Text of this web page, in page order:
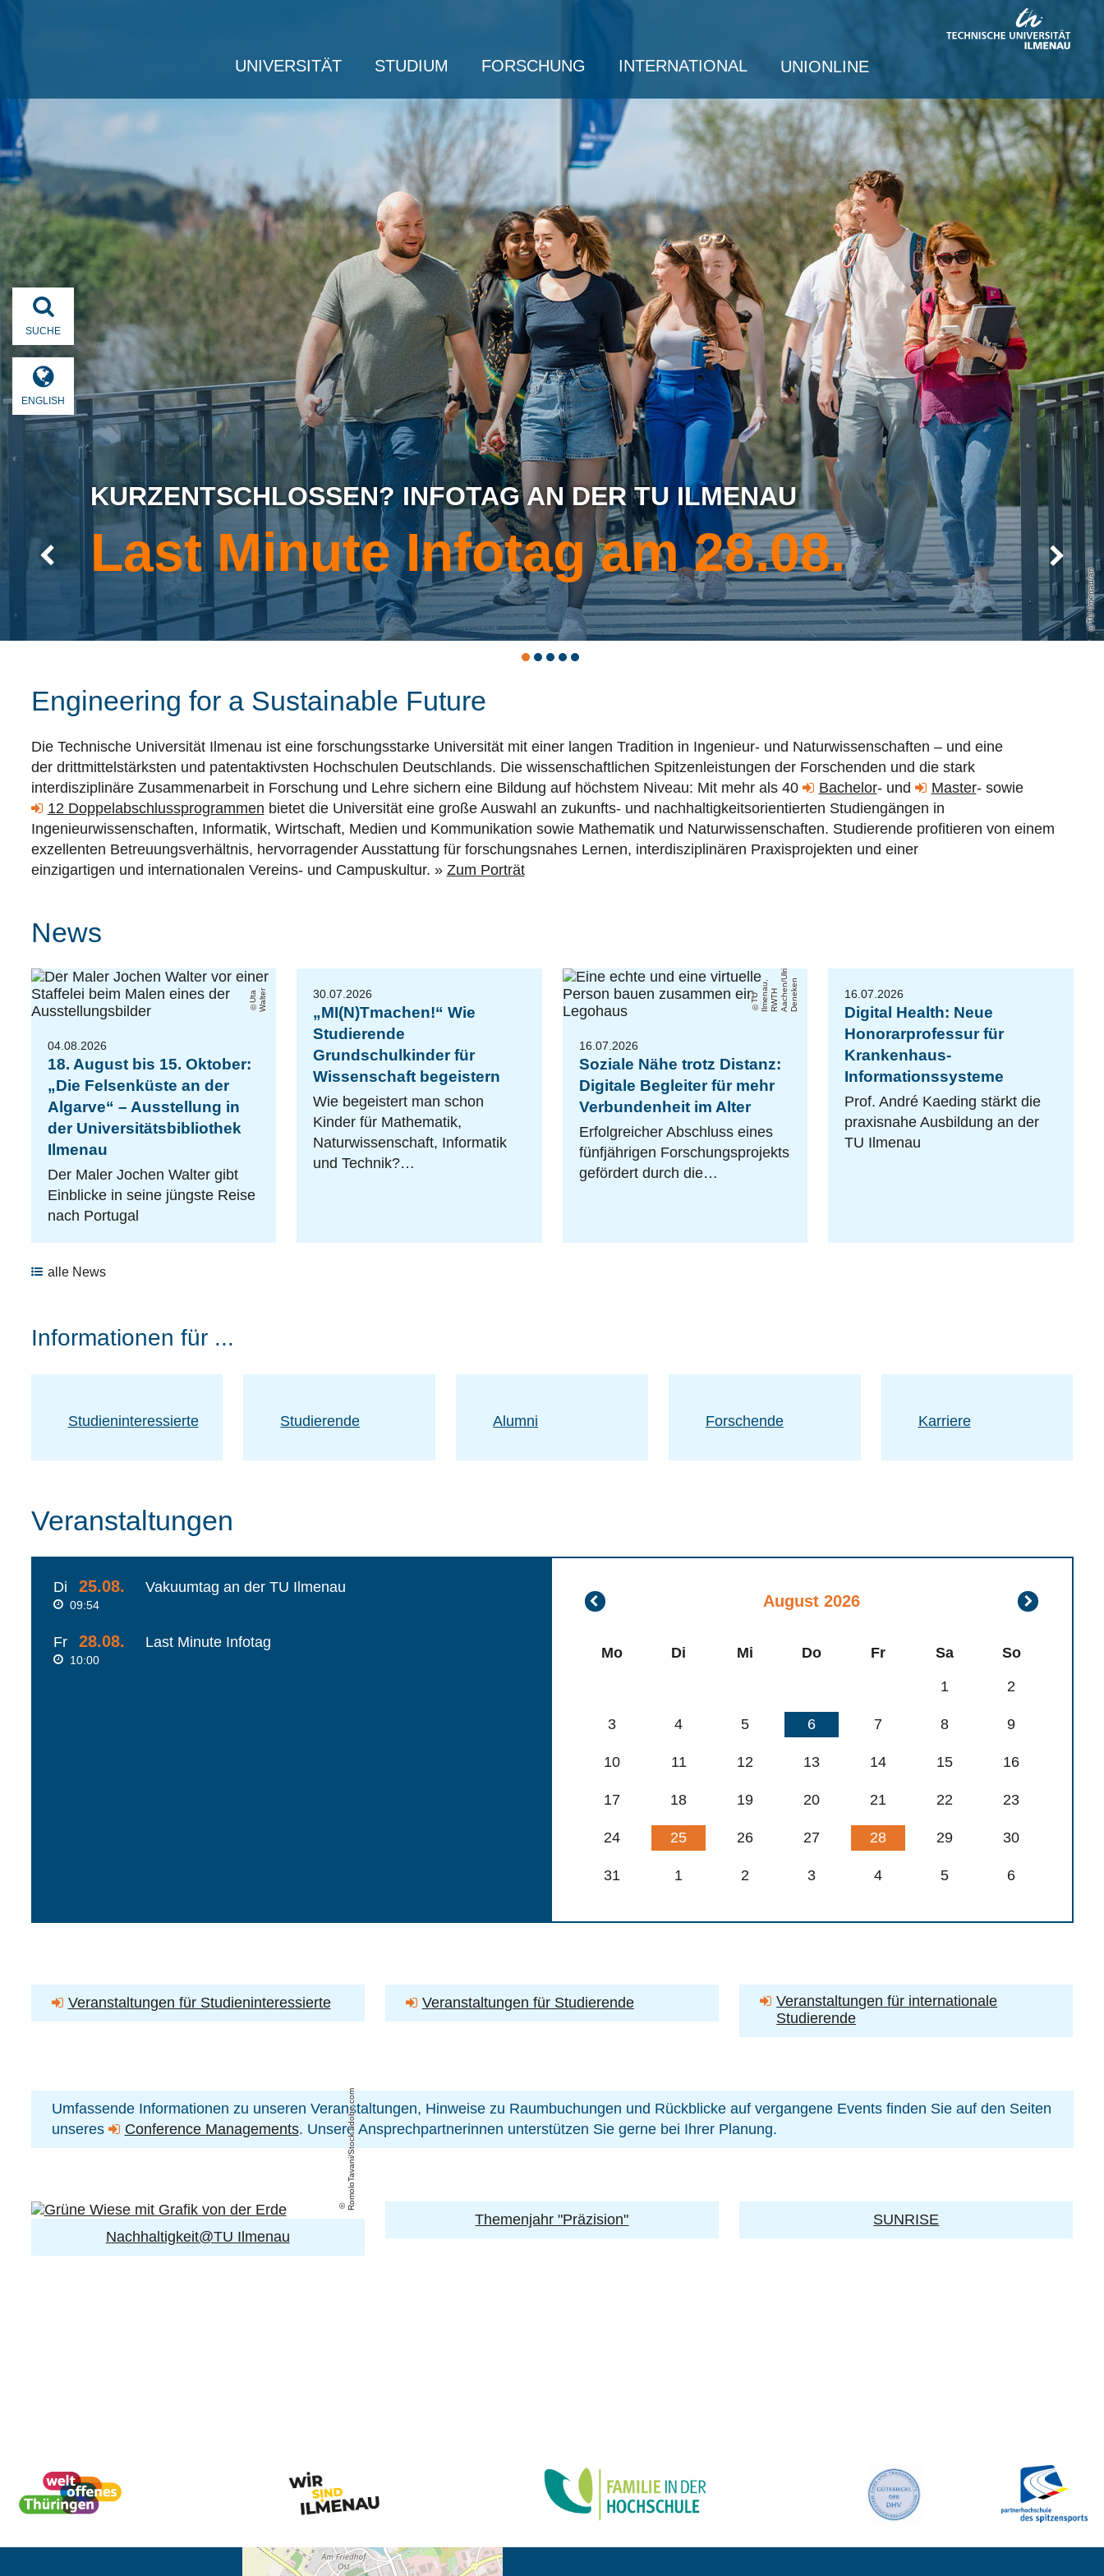
UNIVERSITÄT STUDIUM FORSCHUNG INTERNATIONAL UNIONLINE
TU Ilmenau/ari
KURZENTSCHLOSSEN? INFOTAG AN DER TU ILMENAU
Last Minute Infotag am 28.08. Next
SUCHE
ENGLISH
Engineering for a Sustainable Future
Die Technische Universität Ilmenau ist eine forschungsstarke Universität mit einer langen Tradition in Ingenieur- und Naturwissenschaften – und eine
der drittmittelstärksten und patentaktivsten Hochschulen Deutschlands. Die wissenschaftlichen Spitzenleistungen der Forschenden und die stark
interdisziplinäre Zusammenarbeit in Forschung und Lehre sichern eine Bildung auf höchstem Niveau: Mit mehr als 40 Bachelor- und Master- sowie
12 Doppelabschlussprogrammen bietet die Universität eine große Auswahl an zukunfts- und nachhaltigkeitsorientierten Studiengängen in
Ingenieurwissenschaften, Informatik, Wirtschaft, Medien und Kommunikation sowie Mathematik und Naturwissenschaften. Studierende profitieren von einem
exzellenten Betreuungsverhältnis, hervorragender Ausstattung für forschungsnahes Lernen, interdisziplinären Praxisprojekten und einer
einzigartigen und internationalen Vereins- und Campuskultur. » Zum Porträt
News
U
t
a
W
al
t
e r
04.08.2026
18. August bis 15. Oktober:
„Die Felsenküste an der
Algarve“ – Ausstellung in
der Universitätsbibliothek
Ilmenau
Der Maler Jochen Walter gibt
Einblicke in seine jüngste Reise
nach Portugal
30.07.2026
„MI(N)Tmachen!“ Wie
Studierende
Grundschulkinder für
Wissenschaft begeistern
Wie begeistert man schon
Kinder für Mathematik,
Naturwissenschaft, Informatik
und Technik?…
T
U
Il
m
e
n a
u ,
R
W
T H
A
a
c
h e
n /
Ul
ri k
D
e
n
e k
e n
16.07.2026
Soziale Nähe trotz Distanz:
Digitale Begleiter für mehr
Verbundenheit im Alter
Erfolgreicher Abschluss eines
fünfjährigen Forschungsprojekts
gefördert durch die…
16.07.2026
Digital Health: Neue
Honorarprofessur für
Krankenhaus-
Informationssysteme
Prof. André Kaeding stärkt die
praxisnahe Ausbildung an der
TU Ilmenau
alle News
Informationen für ...
Studieninteressierte Studierende Alumni Forschende Karriere
Veranstaltungen
Di 25.08.
09:54
Vakuumtag an der TU Ilmenau
Fr 28.08.
10:00
Last Minute Infotag
Juli
2026
August 2026
September
2026
Mo Di Mi Do Fr Sa So
1 2
3 4 5 6 7 8 9
10 11 12 13 14 15 16
17 18 19 20 21 22 23
24 25 26 27 28 29 30
31 1 2 3 4 5 6
Veranstaltungen für Studieninteressierte Veranstaltungen für Studierende
Veranstaltungen für internationale
Studierende
Umfassende Informationen zu unseren Veranstaltungen, Hinweise zu Raumbuchungen und Rückblicke auf vergangene Events finden Sie auf den Seiten
unseres
Conference Managements. Unsere Ansprechpartnerinnen unterstützen Sie gerne bei Ihrer Planung.
RomoloTavani/Stock.adobe.com
Nachhaltigkeit@TU Ilmenau
Themenjahr "Präzision" SUNRISE
Öffnet die Anfahrtsbeschreibung in neuem
Tab (Karte)